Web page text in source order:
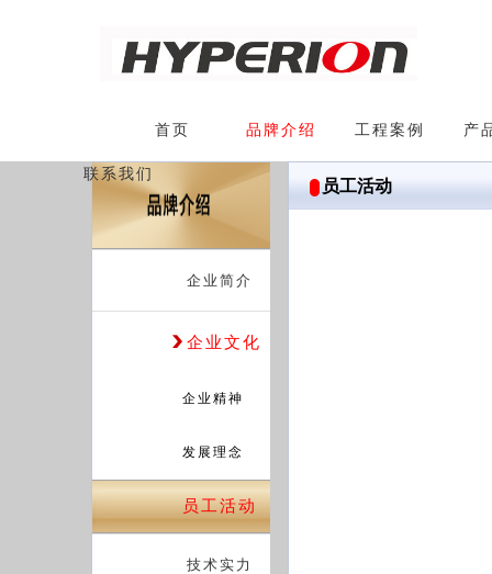
首页 品牌介绍 工程案例 产
联系我们
企业简介
企业文化
企业精神
发展理念
员工活动
技术实力
员工活动